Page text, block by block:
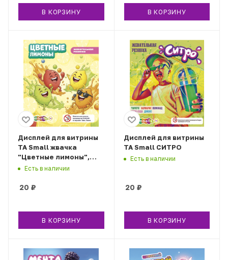
В КОРЗИНУ В КОРЗИНУ
Дисплей для витрины
ТА Small жвачка
"Цветные лимоны",
вар.2
Есть в наличии
20 ₽
В КОРЗИНУ
Дисплей для витрины
ТА Small СИТРО
Есть в наличии
20 ₽
В КОРЗИНУ